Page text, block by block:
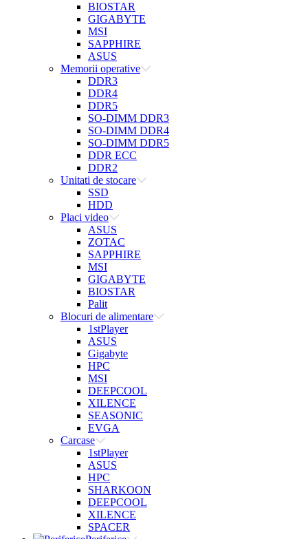
BIOSTAR
GIGABYTE
MSI
SAPPHIRE
ASUS
Memorii operative
DDR3
DDR4
DDR5
SO-DIMM DDR3
SO-DIMM DDR4
SO-DIMM DDR5
DDR ECC
DDR2
Unitati de stocare
SSD
HDD
Placi video
ASUS
ZOTAC
SAPPHIRE
MSI
GIGABYTE
BIOSTAR
Palit
Blocuri de alimentare
1stPlayer
ASUS
Gigabyte
HPC
MSI
DEEPCOOL
XILENCE
SEASONIC
EVGA
Carcase
1stPlayer
ASUS
HPC
SHARKOON
DEEPCOOL
XILENCE
SPACER